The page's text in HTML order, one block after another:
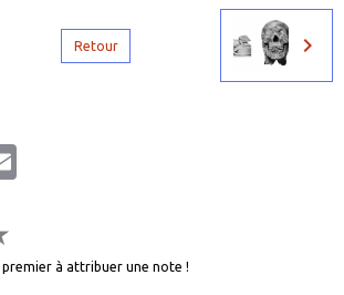
Retour
à attribuer une note !